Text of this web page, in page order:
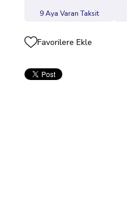
9 Aya Varan Taksit
Favorilere Ekle